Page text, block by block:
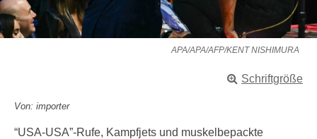
APA/APA/AFP/KENT NISHIMURA
Schriftgröße
Von: importer
“USA-USA”-Rufe, Kampfjets und muskelbepackte